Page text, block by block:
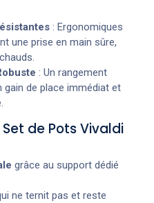
: Ergonomiques
une prise en main sûre,
: Un rangement
gain de place immédiat et
de Pots Vivaldi
grâce au support dédié
ne ternit pas et reste